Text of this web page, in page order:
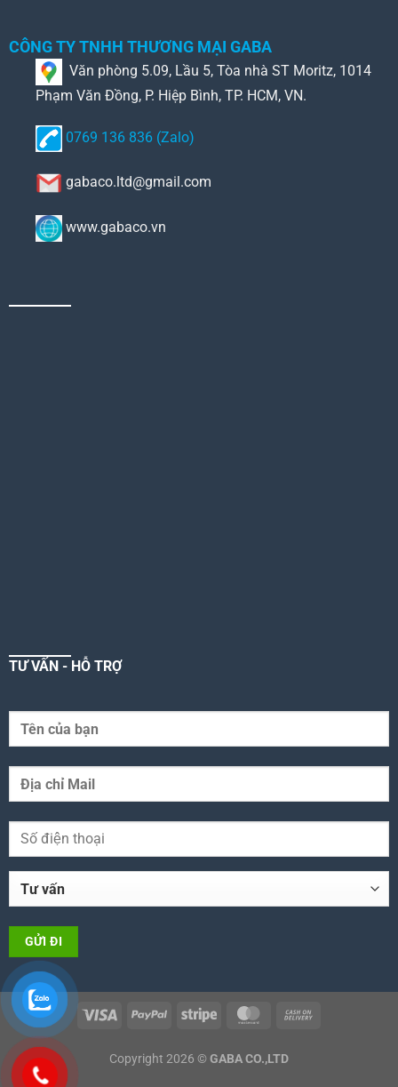
CÔNG TY TNHH THƯƠNG MẠI GABA
Văn phòng 5.09, Lầu 5, Tòa nhà ST Moritz, 1014
Phạm Văn Đồng, P. Hiệp Bình, TP. HCM, VN.
0769 136 836 (Zalo)
gabaco.ltd@gmail.com
www.gabaco.vn
TƯ VẤN - HỖ TRỢ
Copyright 2026 © GABA CO.,LTD